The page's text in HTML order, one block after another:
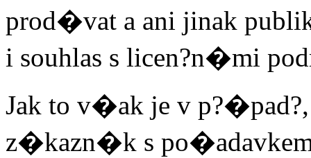
prod�vat a ani jinak
i souhlas s licen?n�mi
Jak to v�ak je v
z�kazn�k s